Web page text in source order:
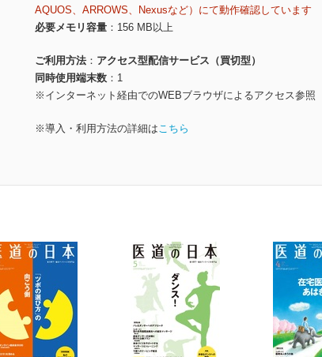
AQUOS、ARROWS、Nexusなど）にて動作確認しています
必要メモリ容量
156 MB以上
ご利用方法
アクセス型配信サービス（買切型）
同時使用端末数
1
※インターネット経由でのWEBブラウザによるアクセス参照
※導入・利用方法の詳細はこちら